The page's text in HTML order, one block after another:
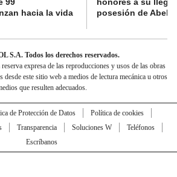
99
hacia la vida
honores a su
posesión de
S.A. Todos los derechos reservados.
expresa de las reproducciones y usos de las obras
desde este sitio web a medios de lectura mecánica u otros
que resulten adecuados.
de Protección de Datos
Política de cookies
Transparencia Soluciones W
Teléfonos
Escríbanos